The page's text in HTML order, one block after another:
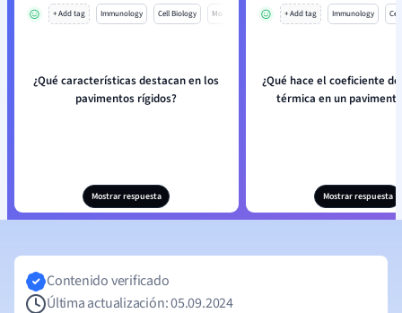
+ Add tag Immunology Cell Biology Mo
¿Qué características destacan en los
pavimentos rígidos?
Mostrar respuesta
+ Add tag Immunology
¿Qué hace el coeficiente
térmica en un
Mostrar respuesta
Contenido verificado
Última actualización: 05.09.2024